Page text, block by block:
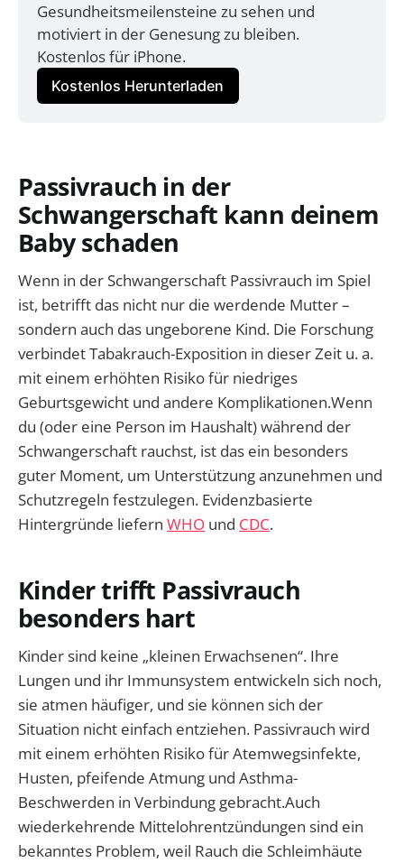
Gesundheitsmeilensteine zu sehen und
motiviert in der Genesung zu bleiben.
Kostenlos für iPhone.
Kostenlos Herunterladen
Passivrauch in der
Schwangerschaft kann deinem
Baby schaden
Wenn in der Schwangerschaft Passivrauch im Spiel
ist, betrifft das nicht nur die werdende Mutter –
sondern auch das ungeborene Kind. Die Forschung
verbindet Tabakrauch-Exposition in dieser Zeit u. a.
mit einem erhöhten Risiko für niedriges
Geburtsgewicht und andere Komplikationen.Wenn
du (oder eine Person im Haushalt) während der
Schwangerschaft rauchst, ist das ein besonders
guter Moment, um Unterstützung anzunehmen und
Schutzregeln festzulegen. Evidenzbasierte
Hintergründe liefern WHO und CDC.
Kinder trifft Passivrauch
besonders hart
Kinder sind keine „kleinen Erwachsenen“. Ihre
Lungen und ihr Immunsystem entwickeln sich noch,
sie atmen häufiger, und sie können sich der
Situation nicht einfach entziehen. Passivrauch wird
mit einem erhöhten Risiko für Atemwegsinfekte,
Husten, pfeifende Atmung und Asthma-
Beschwerden in Verbindung gebracht.Auch
wiederkehrende Mittelohrentzündungen sind ein
bekanntes Problem, weil Rauch die Schleimhäute